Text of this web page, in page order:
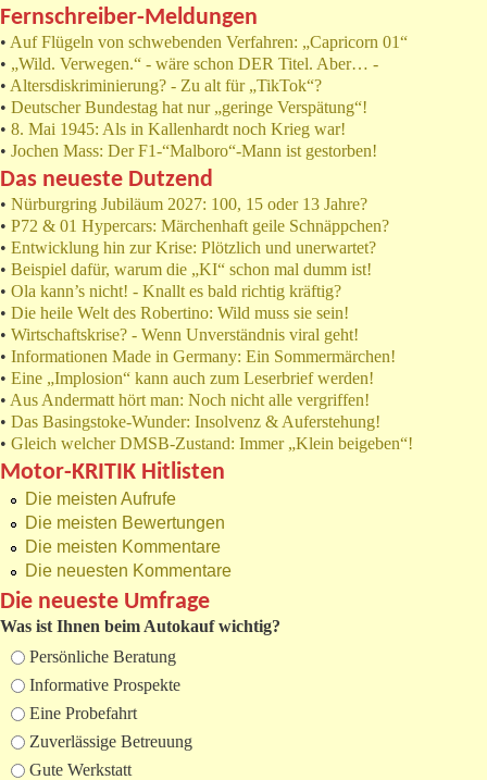
Fernschreiber-Meldungen
• Auf Flügeln von schwebenden Verfahren: „Capricorn 01“
• „Wild. Verwegen.“ - wäre schon DER Titel. Aber… -
• Altersdiskriminierung? - Zu alt für „TikTok“?
• Deutscher Bundestag hat nur „geringe Verspätung“!
• 8. Mai 1945: Als in Kallenhardt noch Krieg war!
• Jochen Mass: Der F1-“Malboro“-Mann ist gestorben!
Das neueste Dutzend
• Nürburgring Jubiläum 2027: 100, 15 oder 13 Jahre?
• P72 & 01 Hypercars: Märchenhaft geile Schnäppchen?
• Entwicklung hin zur Krise: Plötzlich und unerwartet?
• Beispiel dafür, warum die „KI“ schon mal dumm ist!
• Ola kann’s nicht! - Knallt es bald richtig kräftig?
• Die heile Welt des Robertino: Wild muss sie sein!
• Wirtschaftskrise? - Wenn Unverständnis viral geht!
• Informationen Made in Germany: Ein Sommermärchen!
• Eine „Implosion“ kann auch zum Leserbrief werden!
• Aus Andermatt hört man: Noch nicht alle vergriffen!
• Das Basingstoke-Wunder: Insolvenz & Auferstehung!
• Gleich welcher DMSB-Zustand: Immer „Klein beigeben“!
Motor-KRITIK Hitlisten
Die meisten Aufrufe
Die meisten Bewertungen
Die meisten Kommentare
Die neuesten Kommentare
Die neueste Umfrage
Was ist Ihnen beim Autokauf wichtig?
Auswahlmöglichkeiten
Persönliche Beratung
Informative Prospekte
Eine Probefahrt
Zuverlässige Betreuung
Gute Werkstatt